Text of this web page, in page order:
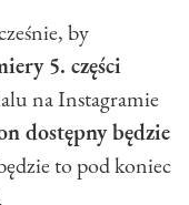
by
5. części
na Instagramie
dostępny będzie
to pod koniec